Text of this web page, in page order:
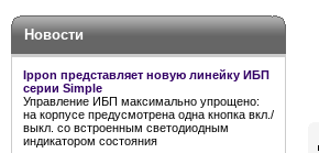
Новости
Ippon представляет новую линейку ИБП
серии Simple
Управление ИБП максимально упрощено:
на корпусе предусмотрена одна кнопка вкл./
выкл. со встроенным светодиодным
индикатором состояния